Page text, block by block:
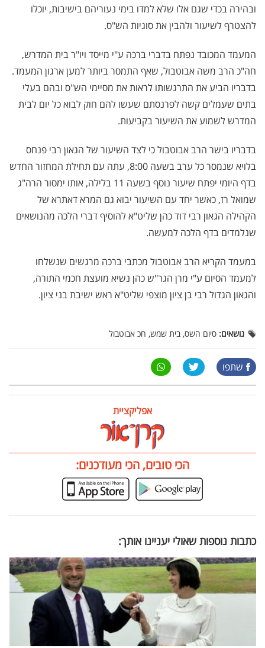
ובהירה בכדי שגם אלו שלא למדו בימי נעוריהם בישיבות, יוכלו
להצטרף לשיעור ולהבין את סוגיות הש"ס.
המעמד המכובד נפתח בדברי ברכה ע"י מייסד ויו"ר בית המדרש,
חה"כ הרב משה אבוטבול, שאף התמסר ביותר למען ארגון המעמד.
בדבריו הביע את התרגשותו לראות את מסיימי הש"ס ובהם בעלי
בתים שעמלים קשה לפרנסתם שעשו להם חוק לבוא כל יום לבית
המדרש לשמוע את השיעור בקביעות.
בדבריו בישר הרב אבוטבול כי לצד השיעור של הגאון רבי פנחס
בלויא שנמסר כל ערב בשעה 8:00, עתה עם תחילת המחזור החדש
בדף היומי יפתח שיעור נוסף בשעה 11 בלילה, אותו ימסור הרה"ג
שמואל רז, כאשר יחד עם השיעור יבוא גם המרא דאתרא של
הקהילה הגאון רבי דוד כהן שליט"א להוסיף דברי הלכה מהנושאים
שנלמדים בדף הלכה למעשה.
במעמד הקריא הרב אבוטבול מכתבי ברכה מרגשים שנשלחו
למעמד הסיום ע"י מרן הגר"ש כהן נשיא מועצת חכמי התורה,
והגאון הגדול רבי בן ציון מוצפי שליט"א ראש ישיבת בני ציון.
נושאים: סיום השס, בית שמש, חכ אבוטבול
שתפו
אפליקציית
הכי טובים, הכי מעודכנים:
כתבות נוספות שאולי יעניינו אותך: